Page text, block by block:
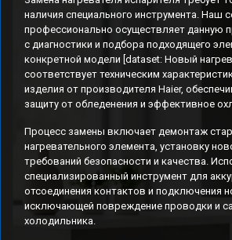
наличия специального инструмента. Наш
профессионально осуществляет данную
с диагностики и подбора подходящего
конкретной модели [dataset: Новый
соответствует техническим
изделия от производителя Haier,
защиту от обледенения и эффективное
Процесс замены включает демонтаж
нагревательного элемента, установку
требований безопасности и качества.
специализированный инструмент для
отсоединения контактов и подключения
исключающей повреждение проводки и
холодильника.